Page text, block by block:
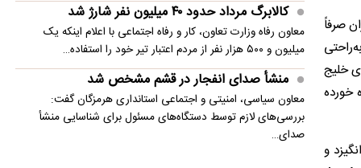
صرفاً
خلیج
خورده
و
کالابرگ مرداد حدود ۴۰‌ میلیون نفر شارژ شد
معاون رفاه وزارت تعاون، کار و رفاه اجتماعی با اعلام اینکه یک
میلیون و ۵۰۰ هزار نفر از مردم اعتبار تیر خود را استفاده…
منشأ صدای انفجار در قشم مشخص شد
معاون سیاسی، امنیتی و اجتماعی استانداری هرمزگان گفت:
بررسی‌های لازم توسط دستگاه‌های مسئول برای شناسایی منشأ
صدای…